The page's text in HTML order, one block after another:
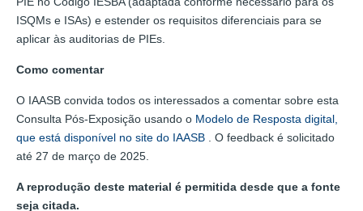
ISQMs e ISAs) e estender os requisitos diferenciais para se
aplicar às auditorias de PIEs.
Como comentar
O IAASB convida todos os interessados a comentar sobre esta
Consulta Pós-Exposição usando o Modelo de Resposta digital,
que está disponível no site do IAASB . O feedback é solicitado
até 27 de março de 2025.
A reprodução deste material é permitida desde que a fonte
seja citada.